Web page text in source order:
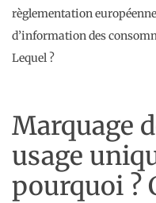
règlementation
d’information des
Lequel ?
Marquage
usage
pourquoi ?